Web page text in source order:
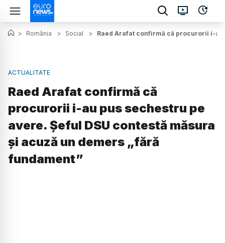
> România > Social > Raed Arafat confirmă că procurorii i-au
ACTUALITATE
Raed Arafat confirmă că
procurorii i-au pus sechestru pe
avere. Șeful DSU contestă măsura
și acuză un demers „fără
fundament”